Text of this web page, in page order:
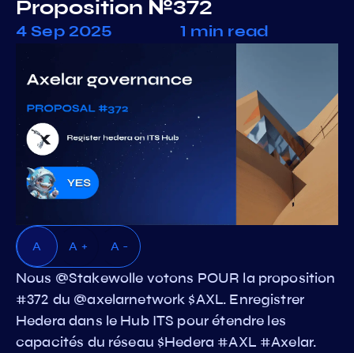
Proposition №372
4 Sep 2025 1 min read
A A + A -
Nous @Stakewolle votons POUR la proposition
#372 du @axelarnetwork $AXL. Enregistrer
Hedera dans le Hub ITS pour étendre les
capacités du réseau $Hedera #AXL #Axelar.